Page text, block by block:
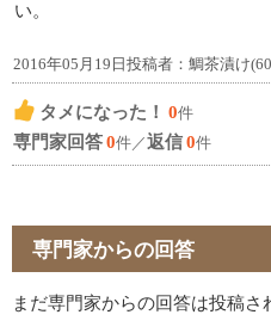
い。
2016年05月19日投稿者：鯛茶漬け
タメになった！ 0件
専門家回答0件／返信0件
専門家からの回答
まだ専門家からの回答は投稿さ